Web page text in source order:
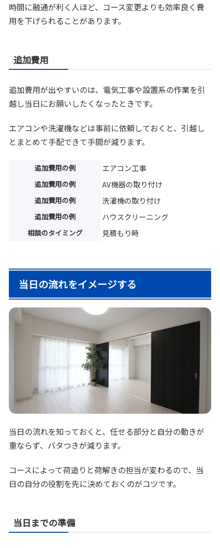
時間に融通が利く人ほど、コース変更よりも効率良く費
用を下げられることがあります。
追加費用
追加費用が出やすいのは、電気工事や設置系の作業を引
越し当日にお願いしたくなったときです。
エアコンや洗濯機などは事前に依頼しておくと、引越し
とまとめて手配できて手間が減ります。
追加費用の例 エアコン工事
追加費用の例 AV機器の取り付け
追加費用の例 洗濯機の取り付け
追加費用の例 ハウスクリーニング
相談のタイミング 見積もり時
当日の流れをイメージする
当日の流れを知っておくと、任せる部分と自分の動きが
重ならず、バタつきが減ります。
コースによって荷造りと荷解きの担当が変わるので、当
日の自分の役割を先に決めておくのがコツです。
当日までの準備